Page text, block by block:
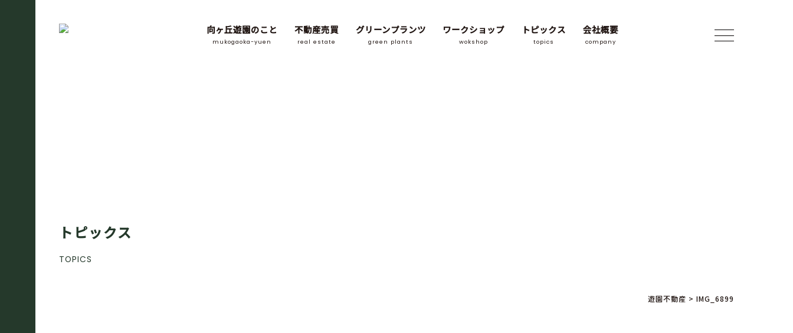
向ヶ丘遊園のこと
mukogaoka-yuen
不動産売買
real estate
グリーンプランツ
green plants
ワークショップ
wokshop
トピックス
topics
会社概要
company
トピックス
TOPICS
遊園不動産 > IMG_6899